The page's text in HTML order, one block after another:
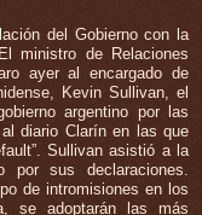
del Gobierno con la
ministro de Relaciones
ayer al encargado de
Kevin Sullivan, el
argentino por las
diario Clarín en las que
Sullivan asistió a la
sus declaraciones.
de intromisiones en los
se adoptarán las más